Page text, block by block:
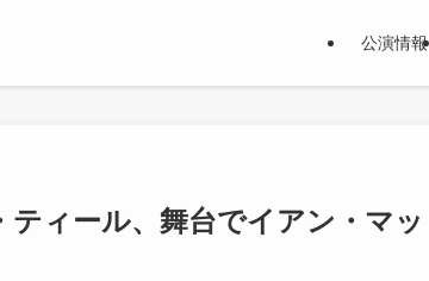
公演情報
ティール、舞台でイアン・マッ